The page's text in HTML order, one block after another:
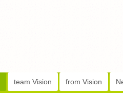
team Vision from Vision